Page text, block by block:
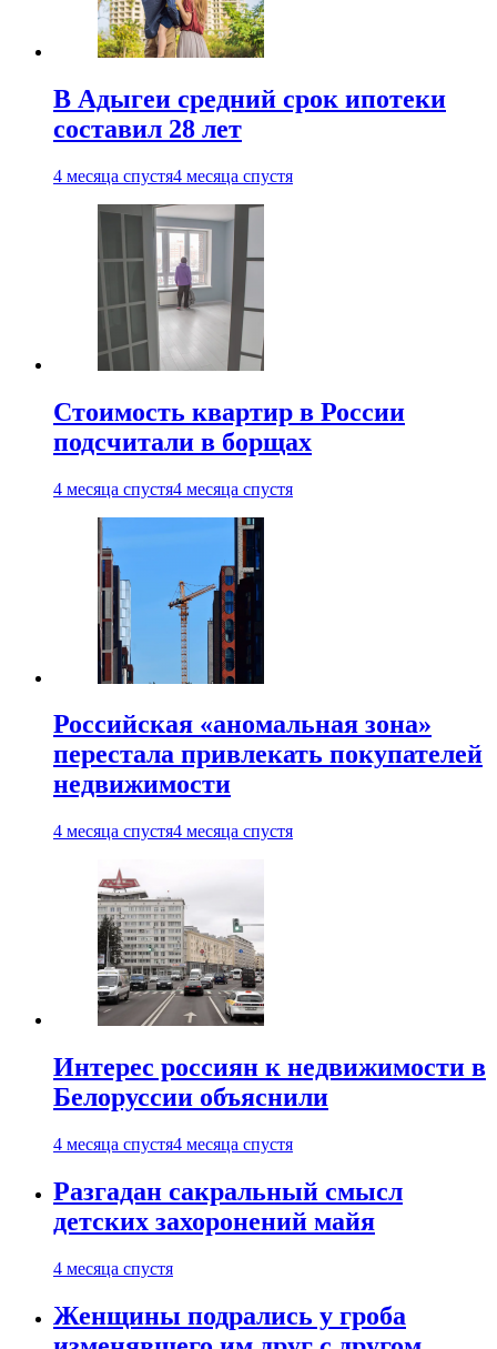
В Адыгеи средний срок ипотеки
составил 28 лет
4 месяца спустя4 месяца спустя
Стоимость квартир в России
подсчитали в борщах
4 месяца спустя4 месяца спустя
Российская «аномальная зона»
перестала привлекать покупателей
недвижимости
4 месяца спустя4 месяца спустя
Интерес россиян к недвижимости в
Белоруссии объяснили
4 месяца спустя4 месяца спустя
Разгадан сакральный смысл
детских захоронений майя
4 месяца спустя
Женщины подрались у гроба